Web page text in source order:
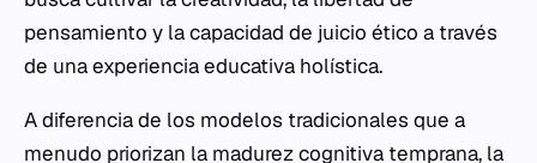
pensamiento y la capacidad de juicio ético a través
de una experiencia educativa holística.
A diferencia de los modelos tradicionales que a
menudo priorizan la madurez cognitiva temprana, la